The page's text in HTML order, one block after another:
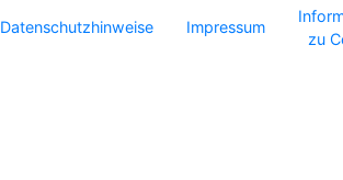
Datenschutzhinweise Impressum
zu